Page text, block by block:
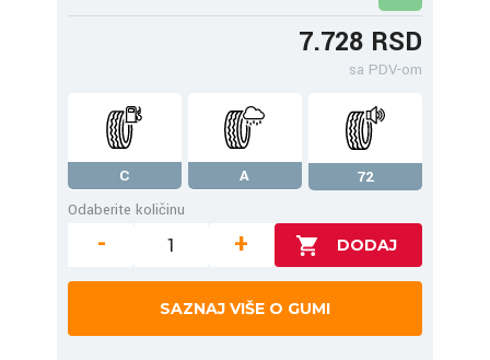
7.728 RSD
sa PDV-om
C A
72
Odaberite količinu
- +
SAZNAJ VIŠE O GUMI